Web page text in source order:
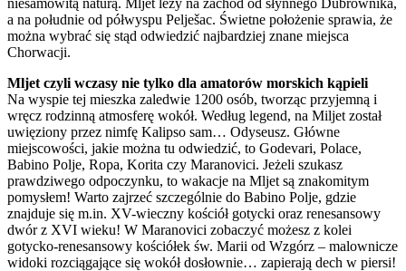
a na południe od półwyspu Pelješac. Świetne położenie sprawia, że
można wybrać się stąd odwiedzić najbardziej znane miejsca
Chorwacji.
Mljet czyli wczasy nie tylko dla amatorów morskich kąpieli
Na wyspie tej mieszka zaledwie 1200 osób, tworząc przyjemną i
wręcz rodzinną atmosferę wokół. Według legend, na Miljet został
uwięziony przez nimfę Kalipso sam… Odyseusz. Główne
miejscowości, jakie można tu odwiedzić, to Godevari, Polace,
Babino Polje, Ropa, Korita czy Maranovici. Jeżeli szukasz
prawdziwego odpoczynku, to wakacje na Mljet są znakomitym
pomysłem! Warto zajrzeć szczególnie do Babino Polje, gdzie
znajduje się m.in. XV-wieczny kościół gotycki oraz renesansowy
dwór z XVI wieku! W Maranovici zobaczyć możesz z kolei
gotycko-renesansowy kościółek św. Marii od Wzgórz – malownicze
widoki rozciągające się wokół dosłownie… zapierają dech w piersi!